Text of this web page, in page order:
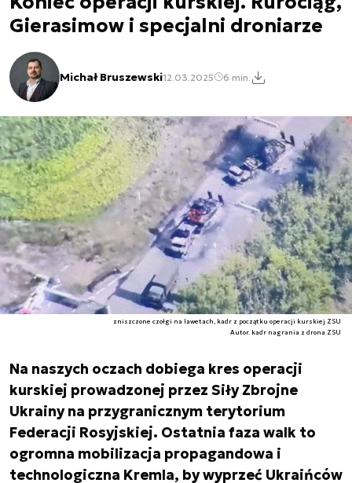
Gierasimow i specjalni droniarze
Michał Bruszewski12.03.2025 6 min.
zniszczone czołgi na lawetach, kadr z początku operacji kurskiej ZSU
Autor. kadr nagrania z drona ZSU
Na naszych oczach dobiega kres operacji
kurskiej prowadzonej przez Siły Zbrojne
Ukrainy na przygranicznym terytorium
Federacji Rosyjskiej. Ostatnia faza walk to
ogromna mobilizacja propagandowa i
technologiczna Kremla, by wyprzeć Ukraińców